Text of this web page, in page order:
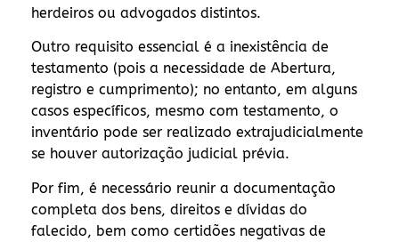
herdeiros ou advogados distintos.
Outro requisito essencial é a inexistência de
testamento (pois a necessidade de Abertura,
registro e cumprimento); no entanto, em alguns
casos específicos, mesmo com testamento, o
inventário pode ser realizado extrajudicialmente
se houver autorização judicial prévia.
Por fim, é necessário reunir a documentação
completa dos bens, direitos e dívidas do
falecido, bem como certidões negativas de